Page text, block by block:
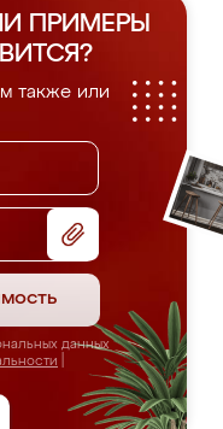
ПРИМЕРЫ
также или
данных